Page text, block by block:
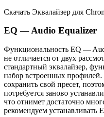
Скачать Эквалайзер для
EQ — Audio Equalizer
Функциональность EQ —
не отличается от двух
стандартный эквалайзер,
набор встроенных профилей.
сохранить свой пресет,
потребуется заново
что отнимет достаточно
рекомендуем